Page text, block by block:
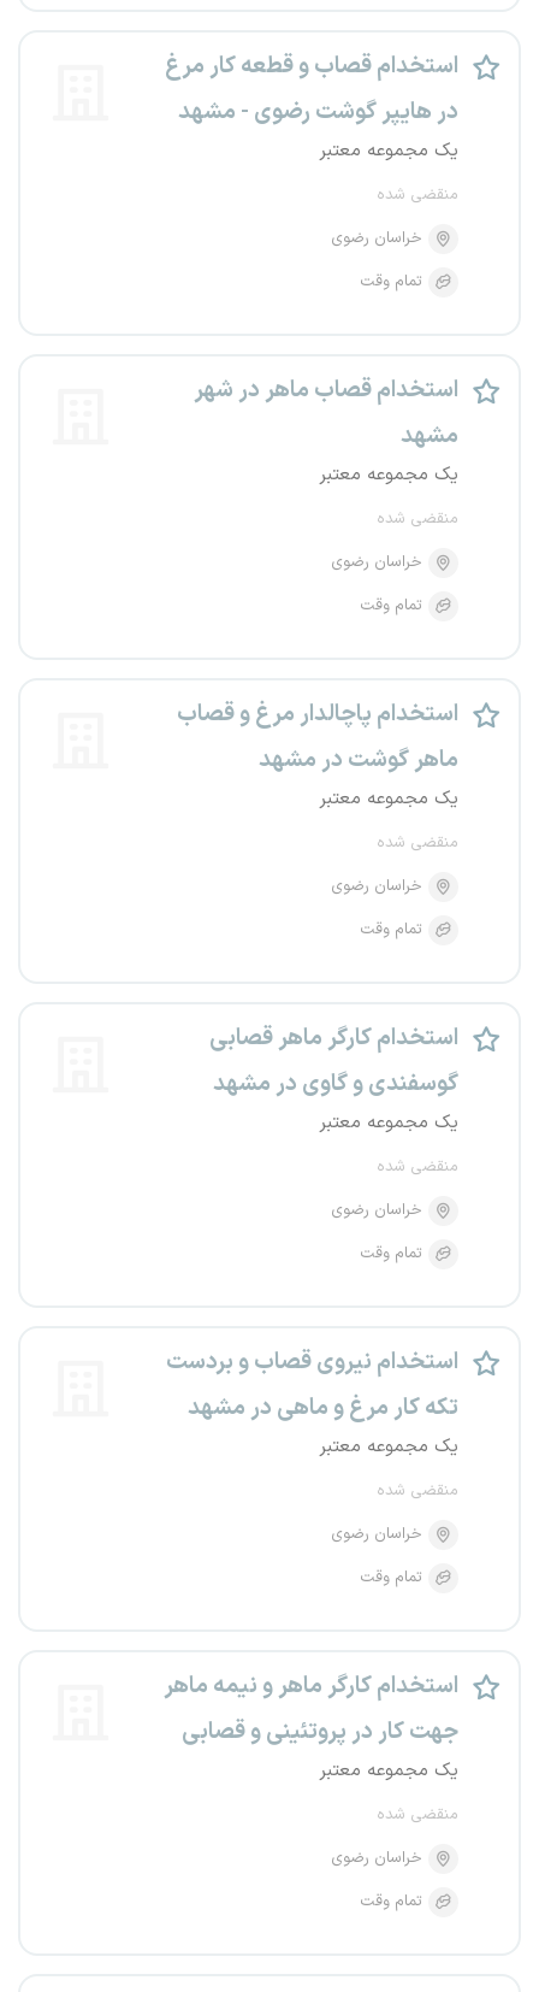
استخدام قصاب و قطعه کار مرغ
در هایپر گوشت رضوی - مشهد
یک مجموعه معتبر
منقضی شده
خراسان رضوی
تمام وقت
استخدام قصاب ماهر در شهر
مشهد
یک مجموعه معتبر
منقضی شده
خراسان رضوی
تمام وقت
استخدام پاچالدار مرغ و قصاب
ماهر گوشت در مشهد
یک مجموعه معتبر
منقضی شده
خراسان رضوی
تمام وقت
استخدام کارگر ماهر قصابی
گوسفندی و گاوی در مشهد
یک مجموعه معتبر
منقضی شده
خراسان رضوی
تمام وقت
استخدام نیروی قصاب و بردست
تکه کار مرغ و ماهی در مشهد
یک مجموعه معتبر
منقضی شده
خراسان رضوی
تمام وقت
استخدام کارگر ماهر و نیمه ماهر
جهت کار در پروتئینی و قصابی
یک مجموعه معتبر
منقضی شده
خراسان رضوی
تمام وقت